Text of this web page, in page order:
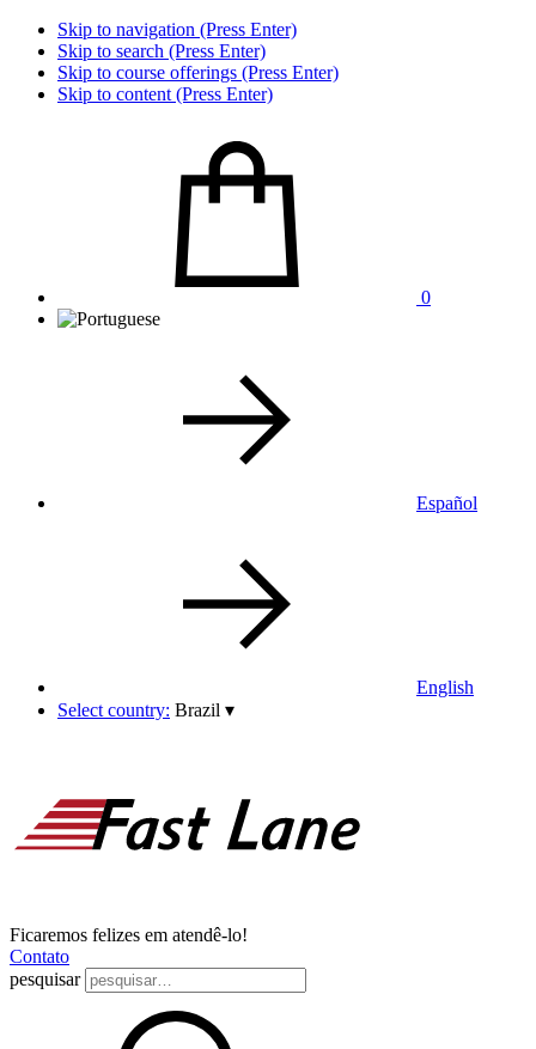
Skip to navigation (Press Enter)
Skip to search (Press Enter)
Skip to course offerings (Press Enter)
Skip to content (Press Enter)
0
Español
English
Select country: Brazil ▾
Ficaremos felizes em atendê-lo!
Contato
pesquisar